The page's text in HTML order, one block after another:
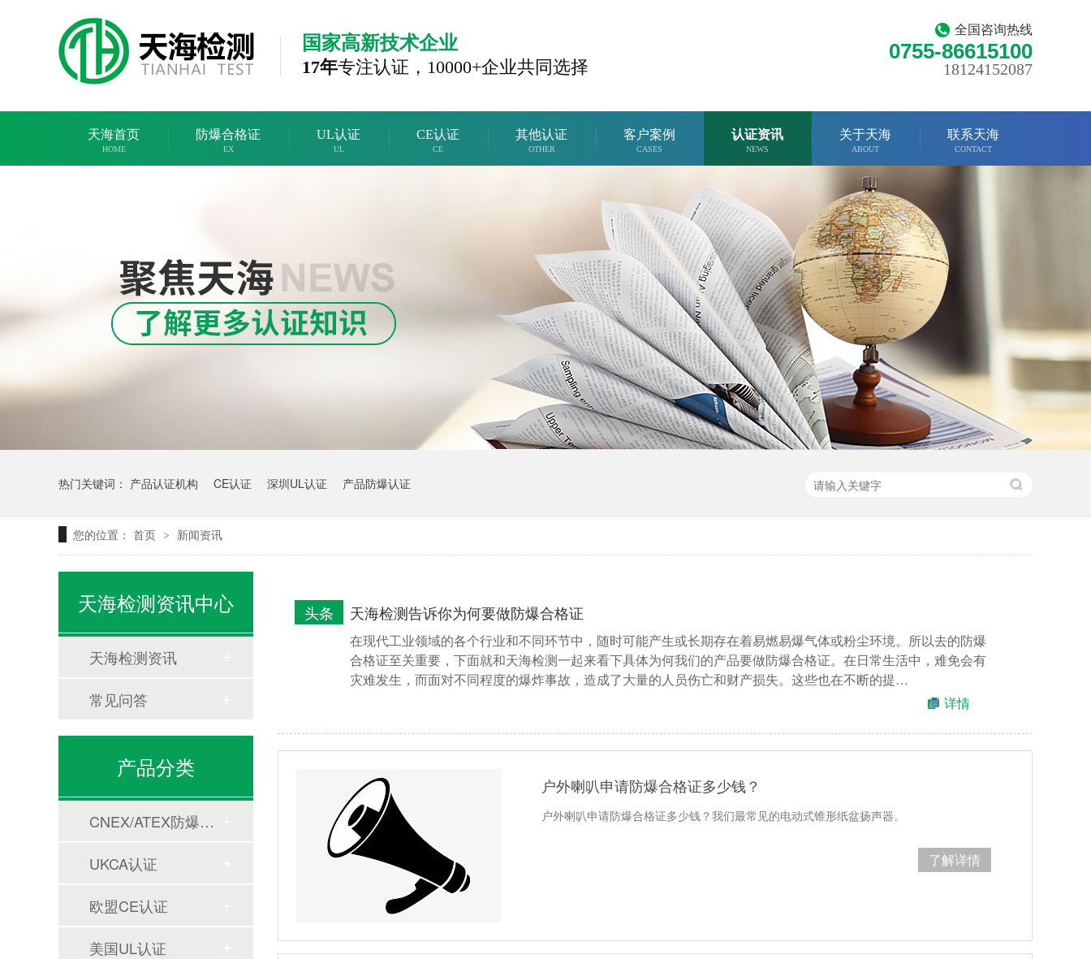
全国咨询热线
0755-86615100
18124152087
国家高新技术企业
17年专注认证， 10000+企业共同选择
天海首页
HOME
防爆合格证
EX
UL认证
UL
CE认证
CE
其他认证
OTHER
客户案例
CASES
认证资讯
NEWS
关于天海
ABOUT
联系天海
CONTACT
热门关键词： 产品认证机构 CE认证 深圳UL认证 产品防爆认证
您的位置： 首页 > 新闻资讯
天海检测告诉你为何要做防爆合格证
头条
在现代工业领域的各个行业和不同环节中，随时可能产生或长期存在着易燃易爆气体或粉尘环境。所以去的防爆
合格证至关重要，下面就和天海检测一起来看下具体为何我们的产品要做防爆合格证。在日常生活中，难免会有
灾难发生，而面对不同程度的爆炸事故，造成了大量的人员伤亡和财产损失。这些也在不断的提…
详情
户外喇叭申请防爆合格证多少钱？
户外喇叭申请防爆合格证多少钱？我们最常见的电动式锥形纸盆扬声器。
了解详情
天海检测资讯中心
天海检测资讯
常见问答
产品分类
CNEX/ATEX防爆合格证
UKCA认证
欧盟CE认证
美国UL认证